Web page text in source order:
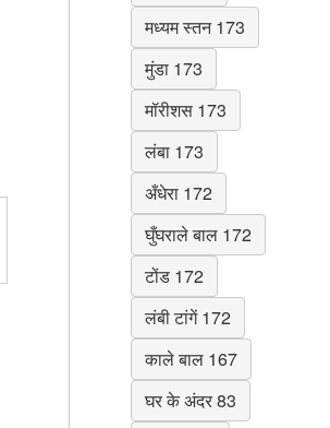
मध्यम स्तन 173
मुंडा 173
मॉरीशस 173
लंबा 173
अँधेरा 172
घुँघराले बाल 172
टोंड 172
लंबी टांगें 172
काले बाल 167
घर के अंदर 83